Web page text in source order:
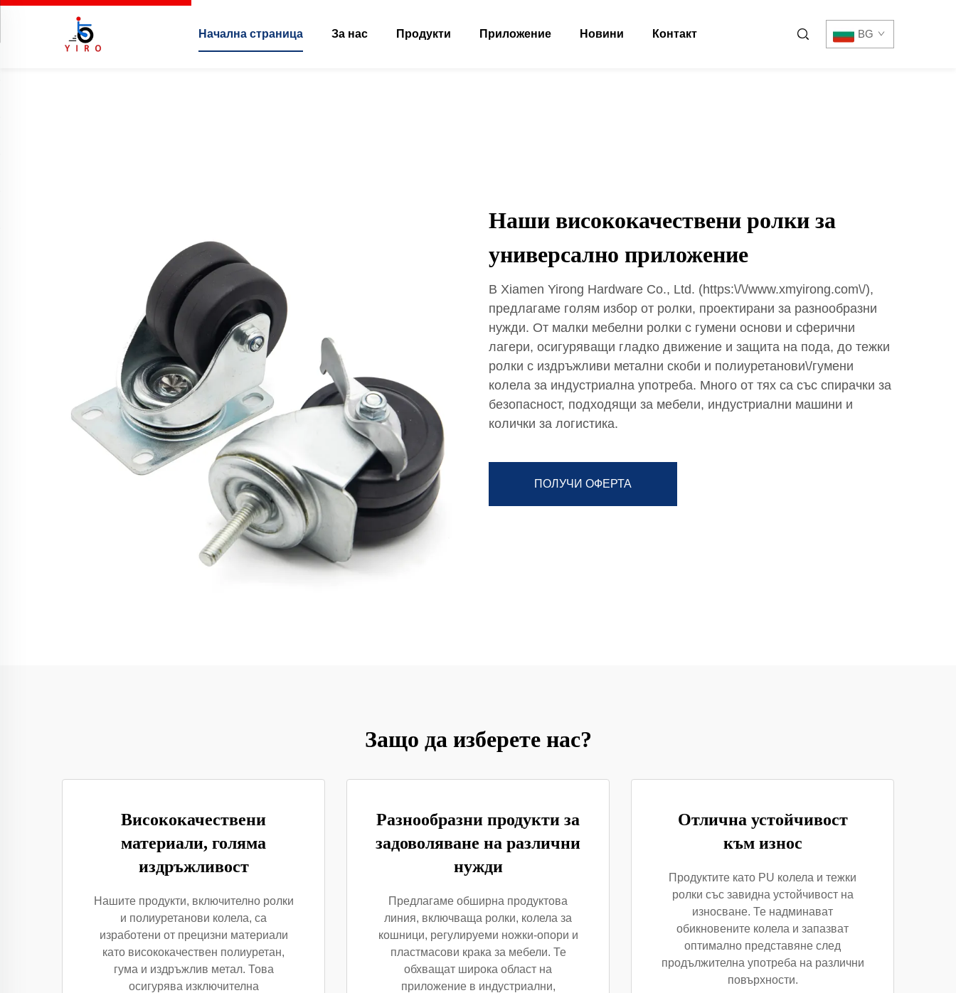
Начална страница За нас Продукти Приложение Новини Контакт BG
Наши висококачествени ролки за
универсално приложение
В Xiamen Yirong Hardware Co., Ltd. (https:\/\/www.xmyirong.com\/),
предлагаме голям избор от ролки, проектирани за разнообразни
нужди. От малки мебелни ролки с гумени основи и сферични
лагери, осигуряващи гладко движение и защита на пода, до тежки
ролки с издръжливи метални скоби и полиуретанови\/гумени
колела за индустриална употреба. Много от тях са със спирачки за
безопасност, подходящи за мебели, индустриални машини и
колички за логистика.
ПОЛУЧИ ОФЕРТА
Защо да изберете нас?
Висококачествени
материали, голяма
издръжливост
Нашите продукти, включително ролки
и полиуретанови колела, са
изработени от прецизни материали
като висококачествен полиуретан,
гума и издръжлив метал. Това
осигурява изключителна
Разнообразни продукти за
задоволяване на различни
нужди
Предлагаме обширна продуктовa
линия, включваща ролки, колела за
кошници, регулируеми ножки-опори и
пластмасови крака за мебели. Те
обхващат широка област на
приложение в индустриални,
Отлична устойчивост
към износ
Продуктите като PU колела и тежки
ролки със завидна устойчивост на
износване. Те надминават
обикновените колела и запазват
оптимално представяне след
продължителна употреба на различни
повърхности.